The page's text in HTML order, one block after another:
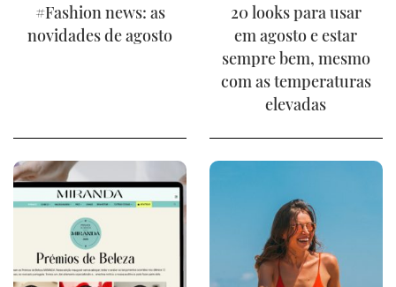
#Fashion news: as
novidades de agosto
20 looks para usar
em agosto e estar
sempre bem, mesmo
com as temperaturas
elevadas